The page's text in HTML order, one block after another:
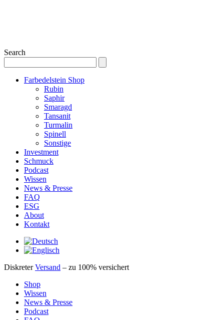
Search
Farbedelstein Shop
Rubin
Saphir
Smaragd
Tansanit
Turmalin
Spinell
Sonstige
Investment
Schmuck
Podcast
Wissen
News & Presse
FAQ
ESG
About
Kontakt
DiskreterVersand – zu 100% versichert
Shop
Wissen
News & Presse
Podcast